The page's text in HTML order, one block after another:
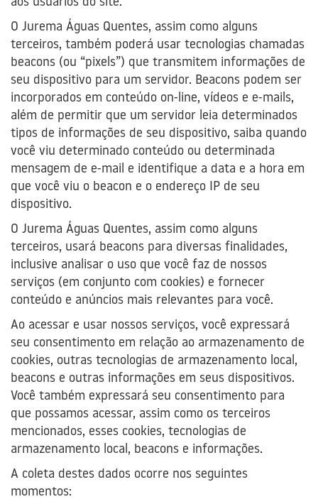
O Jurema Águas Quentes, assim como alguns
terceiros, também poderá usar tecnologias chamadas
beacons (ou “pixels”) que transmitem informações de
seu dispositivo para um servidor. Beacons podem ser
incorporados em conteúdo on-line, vídeos e e-mails,
além de permitir que um servidor leia determinados
tipos de informações de seu dispositivo, saiba quando
você viu determinado conteúdo ou determinada
mensagem de e-mail e identifique a data e a hora em
que você viu o beacon e o endereço IP de seu
dispositivo.
O Jurema Águas Quentes, assim como alguns
terceiros, usará beacons para diversas finalidades,
inclusive analisar o uso que você faz de nossos
serviços (em conjunto com cookies) e fornecer
conteúdo e anúncios mais relevantes para você.
Ao acessar e usar nossos serviços, você expressará
seu consentimento em relação ao armazenamento de
cookies, outras tecnologias de armazenamento local,
beacons e outras informações em seus dispositivos.
Você também expressará seu consentimento para
que possamos acessar, assim como os terceiros
mencionados, esses cookies, tecnologias de
armazenamento local, beacons e informações.
A coleta destes dados ocorre nos seguintes
momentos: